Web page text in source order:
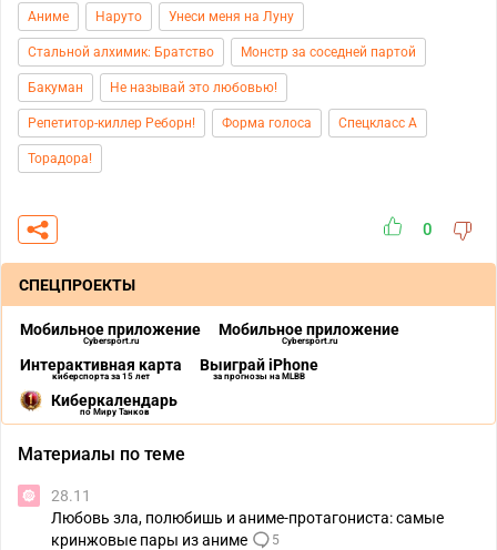
Аниме Наруто Унеси меня на Луну
Стальной алхимик: Братство Монстр за соседней партой
Бакуман Не называй это любовью!
Репетитор-киллер Реборн! Форма голоса Спецкласс А
Торадора!
0
СПЕЦПРОЕКТЫ
Мобильное приложение
Cybersport.ru
Мобильное приложение
Cybersport.ru
Интерактивная карта
киберспорта за 15 лет
Выиграй iPhone
за прогнозы на MLBB
Киберкалендарь
по Миру Танков
Материалы по теме
28.11
Любовь зла, полюбишь и аниме-протагониста: самые
кринжовые пары из аниме
5